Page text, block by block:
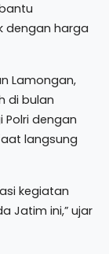
dengan harga
Lamongan,
di bulan
Polri dengan
langsung
kegiatan
Jatim ini,” ujar